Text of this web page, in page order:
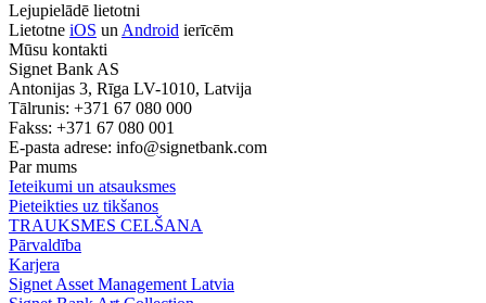
Lejupielādē lietotni
Lietotne iOS un Android ierīcēm
Mūsu kontakti
Signet Bank AS
Antonijas 3, Rīga LV-1010, Latvija
Tālrunis: +371 67 080 000
Fakss: +371 67 080 001
E-pasta adrese: info@signetbank.com
Par mums
Ieteikumi un atsauksmes
Pieteikties uz tikšanos
TRAUKSMES CELŠANA
Pārvaldība
Karjera
Signet Asset Management Latvia